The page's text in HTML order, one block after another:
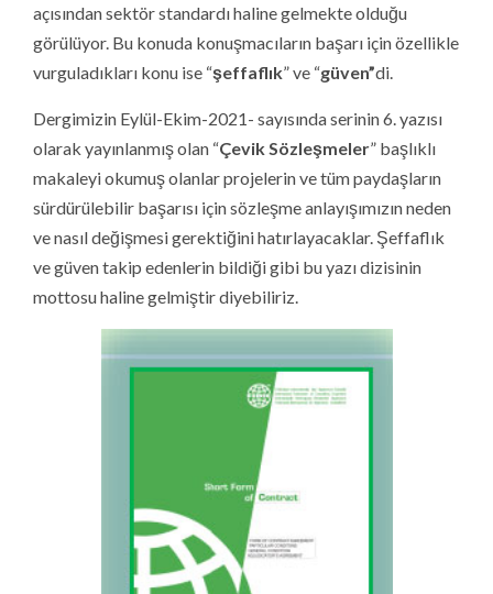
açısından sektör standardı haline gelmekte olduğu
görülüyor. Bu konuda konuşmacıların başarı için özellikle
vurguladıkları konu ise “şeffaflık” ve “güven”di.
Dergimizin Eylül-Ekim-2021- sayısında serinin 6. yazısı
olarak yayınlanmış olan “Çevik Sözleşmeler” başlıklı
makaleyi okumuş olanlar projelerin ve tüm paydaşların
sürdürülebilir başarısı için sözleşme anlayışımızın neden
ve nasıl değişmesi gerektiğini hatırlayacaklar. Şeffaflık
ve güven takip edenlerin bildiği gibi bu yazı dizisinin
mottosu haline gelmiştir diyebiliriz.